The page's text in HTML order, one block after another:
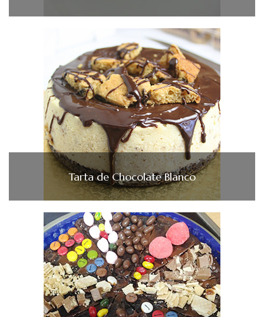
Tarta de Chocolate Blanco